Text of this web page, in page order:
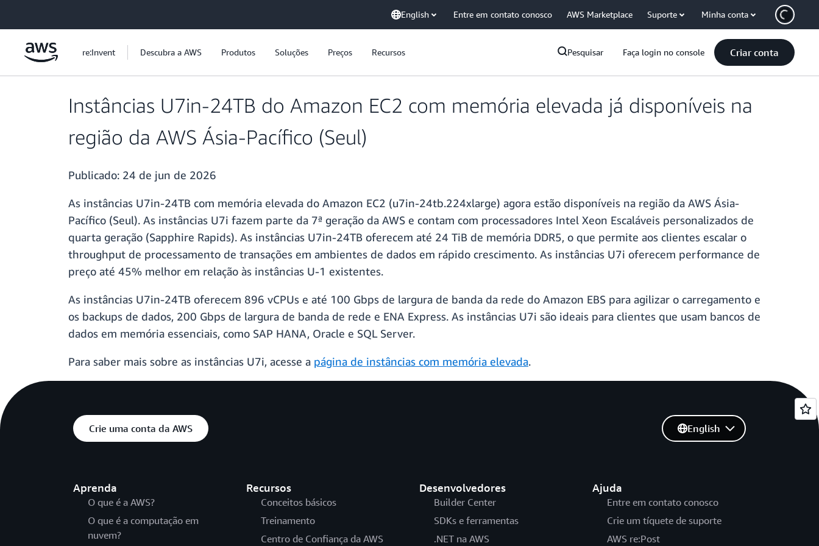
English Entre em contato conosco AWS Marketplace Suporte Minha conta
re:Invent Descubra a AWS Produtos Soluções Preços Recursos Pesquisar Faça login no console Criar conta
Instâncias U7in-24TB do Amazon EC2 com memória elevada já disponíveis na
região da AWS Ásia-Pacífico (Seul)
Publicado: 24 de jun de 2026
As instâncias U7in-24TB com memória elevada do Amazon EC2 (u7in-24tb.224xlarge) agora estão disponíveis na região da AWS Ásia-
Pacífico (Seul). As instâncias U7i fazem parte da 7ª geração da AWS e contam com processadores Intel Xeon Escaláveis personalizados de
quarta geração (Sapphire Rapids). As instâncias U7in-24TB oferecem até 24 TiB de memória DDR5, o que permite aos clientes escalar o
throughput de processamento de transações em ambientes de dados em rápido crescimento. As instâncias U7i oferecem performance de
preço até 45% melhor em relação às instâncias U-1 existentes.
As instâncias U7in-24TB oferecem 896 vCPUs e até 100 Gbps de largura de banda da rede do Amazon EBS para agilizar o carregamento e
os backups de dados, 200 Gbps de largura de banda de rede e ENA Express. As instâncias U7i são ideais para clientes que usam bancos de
dados em memória essenciais, como SAP HANA, Oracle e SQL Server.
Para saber mais sobre as instâncias U7i, acesse a página de instâncias com memória elevada.
Crie uma conta da AWS
Aprenda
O que é a AWS?
O que é a computação em
nuvem?
Recursos
Conceitos básicos
Treinamento
Centro de Confiança da AWS
Desenvolvedores
Builder Center
SDKs e ferramentas
.NET na AWS
Ajuda
Entre em contato conosco
Crie um tíquete de suporte
AWS re:Post
English